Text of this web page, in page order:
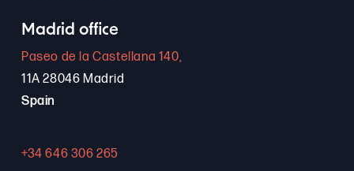
Madrid office
Paseo de la Castellana 140,
11A 28046 Madrid
Spain
+34 646 306 265